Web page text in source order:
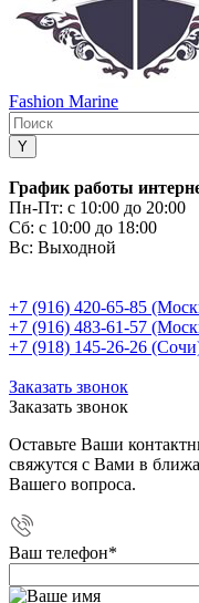
Fashion Marine
График работы
Пн-Пт: с 10:00 до 20:00
Сб: с 10:00 до 18:00
Вс: Выходной
+7 (916) 420-65-85
+7 (916) 483-61-57
+7 (918) 145-26-26
Заказать звонок
Заказать звонок
Оставьте Ваши
свяжутся с Вами в
Вашего вопроса.
Ваш телефон*